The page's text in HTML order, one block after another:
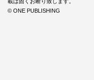
© ONE PUBLISHING